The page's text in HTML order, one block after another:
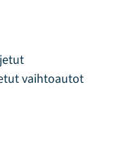
vaihtoautot